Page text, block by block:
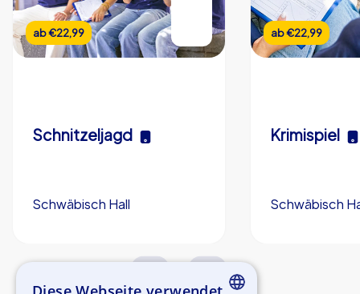
ab€22,99
Schnitzeljagd
Schwäbisch Hall
3,0 h 5-200
ab€22,99
Krimispiel
Schwäbisch